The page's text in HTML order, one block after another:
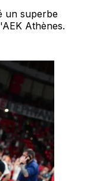
un superbe
Athènes.